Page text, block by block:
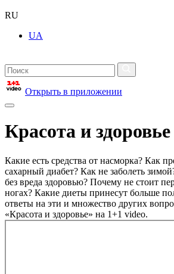
RU
UA
Открыть в приложении
Красота и здоровье
Какие есть средства от насморка? Как
сахарный диабет? Как не заболеть
без вреда здоровью? Почему не стоит
ногах? Какие диеты принесут больше
ответы на эти и множество других
«Красота и здоровье» на 1+1 video.